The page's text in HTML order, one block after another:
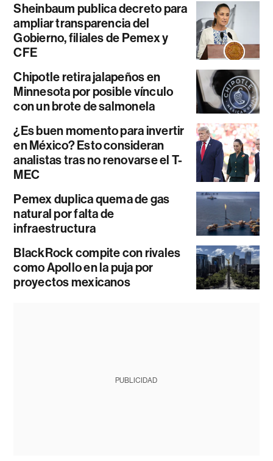
Sheinbaum publica decreto para
ampliar transparencia del
Gobierno, filiales de Pemex y
CFE
Chipotle retira jalapeños en
Minnesota por posible vínculo
con un brote de salmonela
¿Es buen momento para invertir
en México? Esto consideran
analistas tras no renovarse el T-
MEC
Pemex duplica quema de gas
natural por falta de
infraestructura
BlackRock compite con rivales
como Apollo en la puja por
proyectos mexicanos
PUBLICIDAD